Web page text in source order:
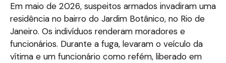
Em maio de 2026, suspeitos armados invadiram uma
residência no bairro do Jardim Botânico, no Rio de
Janeiro. Os indivíduos renderam moradores e
funcionários. Durante a fuga, levaram o veículo da
vítima e um funcionário como refém, liberado em